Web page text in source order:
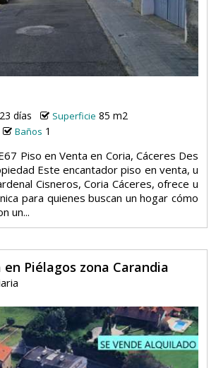
días Superficie 85 m2
Baños 1
Piso en Venta en Coria, Cáceres Des
Este encantador piso en venta, u
Cisneros, Coria Cáceres, ofrece u
para quienes buscan un hogar cómo
un...
en Piélagos zona Carandia